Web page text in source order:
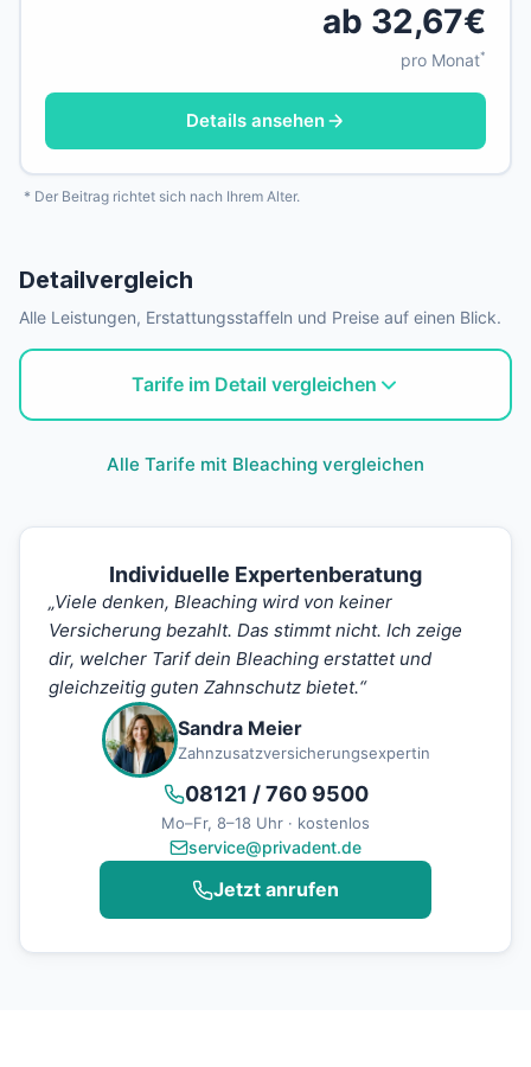
ab 32,67€
pro Monat*
Details ansehen
* Der Beitrag richtet sich nach Ihrem Alter.
Detailvergleich
Alle Leistungen, Erstattungsstaffeln und Preise auf einen Blick.
Tarife im Detail vergleichen
Alle Tarife mit Bleaching vergleichen
Individuelle Expertenberatung
„Viele denken, Bleaching wird von keiner
Versicherung bezahlt. Das stimmt nicht. Ich zeige
dir, welcher Tarif dein Bleaching erstattet und
gleichzeitig guten Zahnschutz bietet.“
Sandra Meier
Zahnzusatzversicherungsexpertin
08121 / 760 9500
Mo–Fr, 8–18 Uhr · kostenlos
service@privadent.de
Jetzt anrufen